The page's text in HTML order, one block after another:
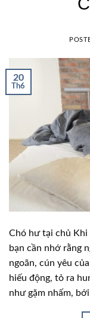
20
Th6
Chó hư tại chủ
bạn cần nhớ rằng
ngoãn, cún yêu
hiếu động, tỏ ra
như gặm nhấm,